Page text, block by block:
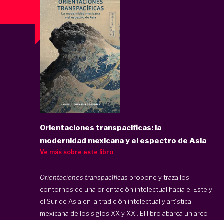
Orientaciones transpacíficas: la
modernidad mexicana y el espectro de Asia
Ve más sobre este libro
Orientaciones transpacíficas propone y traza los
contornos de una orientación intelectual hacia el Este y
el Sur de Asia en la tradición intelectual y artística
mexicana de los siglos XX y XXI. El libro abarca un arco